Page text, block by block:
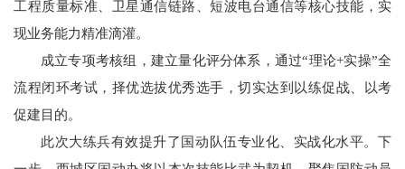
工程质量标准、卫星通信链路、短波电台通信等核心技能，实
现业务能力精准滴灌。
成立专项考核组，建立量化评分体系，通过“理论+实操”全
流程闭环考试，择优选拔优秀选手，切实达到以练促战、以考
促建目的。
此次大练兵有效提升了国动队伍专业化、实战化水平。下